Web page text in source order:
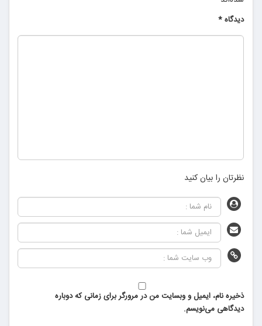
دیدگاه*
نظرتان را بیان کنید
ذخیره نام، ایمیل و وبسایت من در مرورگر برای زمانی که دوباره
دیدگاهی می‌نویسم.